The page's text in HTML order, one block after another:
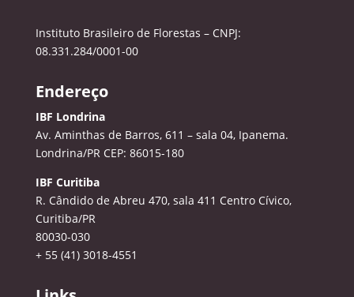
Instituto Brasileiro de Florestas – CNPJ:
08.331.284/0001-00
Endereço
IBF Londrina
Av. Aminthas de Barros, 611 – sala 04, Ipanema.
Londrina/PR CEP: 86015-180
IBF Curitiba
R. Cândido de Abreu 470, sala 411 Centro Cívico,
Curitiba/PR
80030-030
+ 55 (41) 3018-4551